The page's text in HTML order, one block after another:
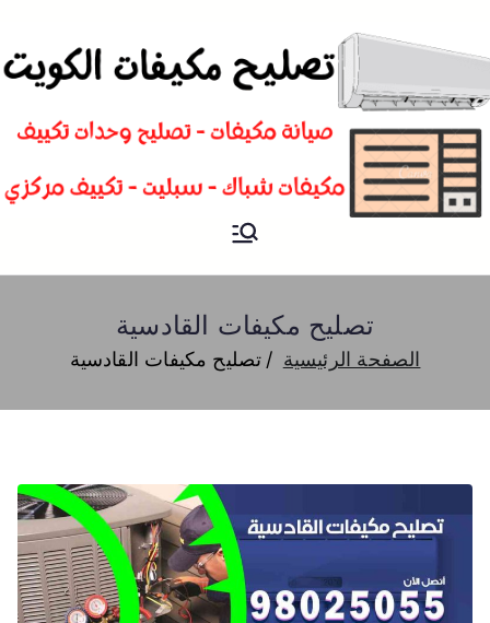
مكيفات
تصليح مكيفات القادسية
الصفحة الرئيسية تصليح مكيفات القادسية